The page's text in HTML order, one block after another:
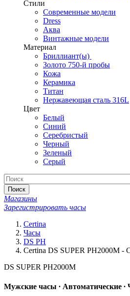
Стили
Современные модели
Dress
Аква
Винтажные модели
Материал
Бриллиант(ы)
Золото 750-й пробы
Кожа
Керамика
Титан
Нержавеющая сталь 316L
Цвет
Белый
Синий
Серебристый
Черный
Зеленый
Серый
Поиск
Магазины
Зарегистрировать часы
Certina
Часы
DS PH
Certina DS SUPER PH2000M -
DS SUPER PH2000M
Мужские часы ∙ Автоматические ∙